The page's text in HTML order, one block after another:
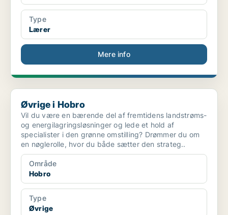
Type
Lærer
Mere info
Øvrige i Hobro
Øvrige i Hobro
Vil du være en bærende del af fremtidens landstrøms-
og energilagringsløsninger og lede et hold af
specialister i den grønne omstilling? Drømmer du om
en nøglerolle, hvor du både sætter den strateg..
Område
Hobro
Type
Øvrige